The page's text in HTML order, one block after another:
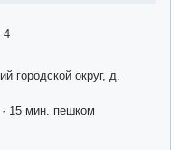
4
городской округ, д.
· 15 мин. пешком